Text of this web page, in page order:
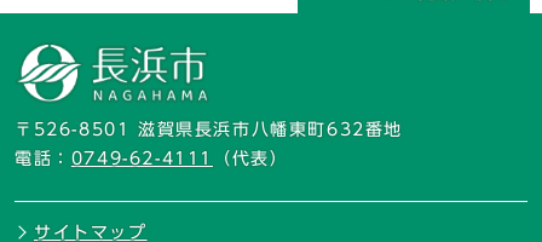
〒526-8501 滋賀県長浜市八幡東町632番地
電話： 0749-62-4111 （代表）
サイトマップ